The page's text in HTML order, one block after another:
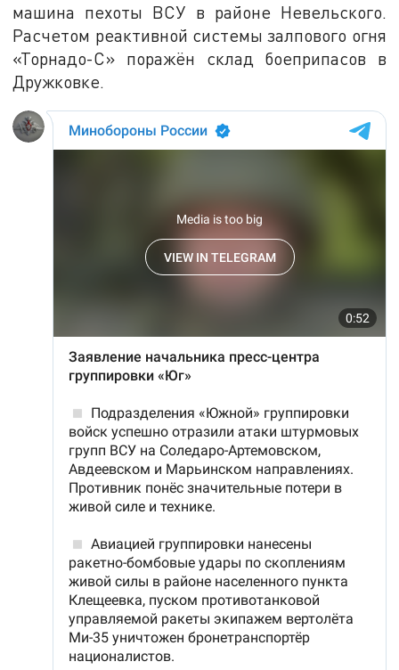
машина пехоты ВСУ в районе Невельского.
Расчетом реактивной системы залпового огня
«Торнадо-С» поражён склад боеприпасов в
Дружковке.